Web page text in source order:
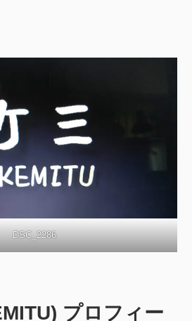
DSC_2286
プロフィー